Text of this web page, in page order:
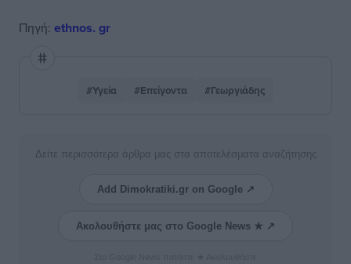
Πηγή: ethnos. gr
#Υγεία #Επείγοντα #Γεωργιάδης
Δείτε περισσότερα άρθρα μας στα αποτελέσματα αναζήτησης
Add Dimokratiki.gr on Google ↗
Ακολουθήστε μας στο Google News ★ ↗